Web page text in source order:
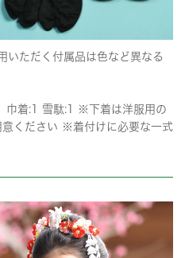
いただく付属品は色など異なる
巾着:1 雪駄:1 ※下着は洋服用の
ください ※着付けに必要な一式